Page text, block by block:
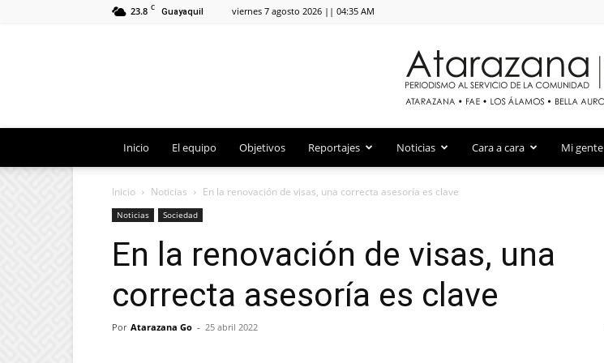
23.8 C Guayaquil viernes 7 agosto 2026 || 04:35 AM
Atarazana Go!
Inicio El equipo Objetivos Reportajes Noticias Cara a cara Mi gente
Inicio Noticias En la renovación de visas, una correcta asesoría es clave
Noticias Sociedad
En la renovación de visas, una
correcta asesoría es clave
Por Atarazana Go - 25 abril 2022